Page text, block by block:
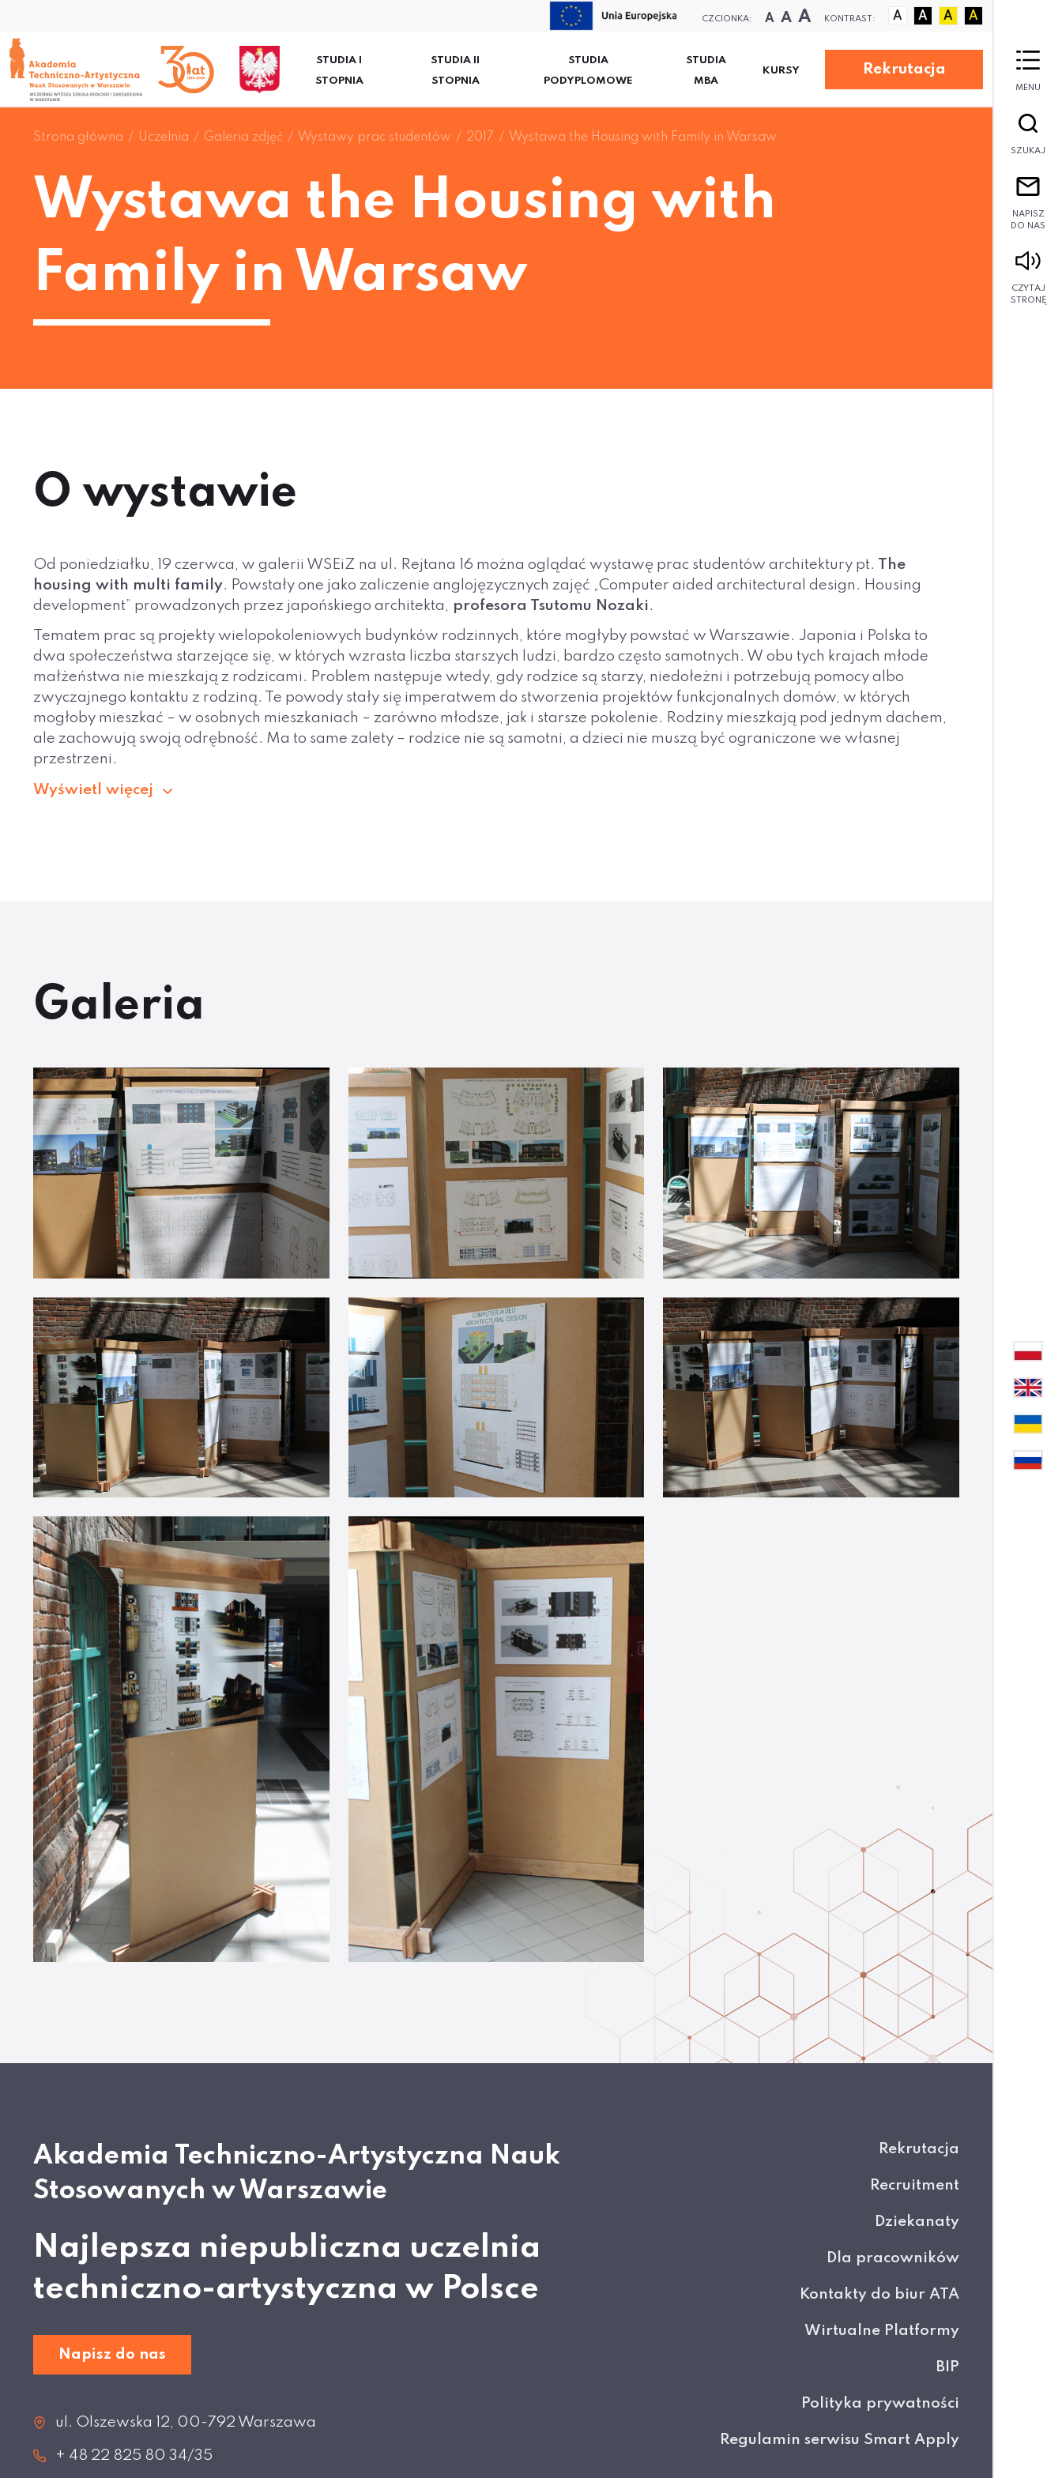
CZCIONKA: A A A KONTRAST: A A A A
STUDIA I
STOPNIA
STUDIA II
STOPNIA
STUDIA
PODYPLOMOWE
STUDIA
MBA
KURSY Rekrutacja
MENU
SZUKAJ
NAPISZ
DO NAS
CZYTAJ
STRONĘ
Strona główna Uczelnia Galeria zdjęć Wystawy prac studentów 2017 Wystawa the Housing with Family in Warsaw
Wystawa the Housing with
Family in Warsaw
O wystawie
Od poniedziałku, 19 czerwca, w galerii WSEiZ na ul. Rejtana 16 można oglądać wystawę prac studentów architektury pt. The
housing with multi family. Powstały one jako zaliczenie anglojęzycznych zajęć „Computer aided architectural design. Housing
development” prowadzonych przez japońskiego architekta, profesora Tsutomu Nozaki.
Tematem prac są projekty wielopokoleniowych budynków rodzinnych, które mogłyby powstać w Warszawie. Japonia i Polska to
dwa społeczeństwa starzejące się, w których wzrasta liczba starszych ludzi, bardzo często samotnych. W obu tych krajach młode
małżeństwa nie mieszkają z rodzicami. Problem następuje wtedy, gdy rodzice są starzy, niedołeżni i potrzebują pomocy albo
zwyczajnego kontaktu z rodziną. Te powody stały się imperatwem do stworzenia projektów funkcjonalnych domów, w których
mogłoby mieszkać – w osobnych mieszkaniach – zarówno młodsze, jak i starsze pokolenie. Rodziny mieszkają pod jednym dachem,
ale zachowują swoją odrębność. Ma to same zalety – rodzice nie są samotni, a dzieci nie muszą być ograniczone we własnej
przestrzeni.
Wyświetl więcej
Galeria
Akademia Techniczno-Artystyczna Nauk
Stosowanych w Warszawie
Najlepsza niepubliczna uczelnia
techniczno-artystyczna w Polsce
Napisz do nas
ul. Olszewska 12, 00-792 Warszawa
+ 48 22 825 80 34/35
Rekrutacja
Recruitment
Dziekanaty
Dla pracowników
Kontakty do biur ATA
Wirtualne Platformy
BIP
Polityka prywatności
Regulamin serwisu Smart Apply